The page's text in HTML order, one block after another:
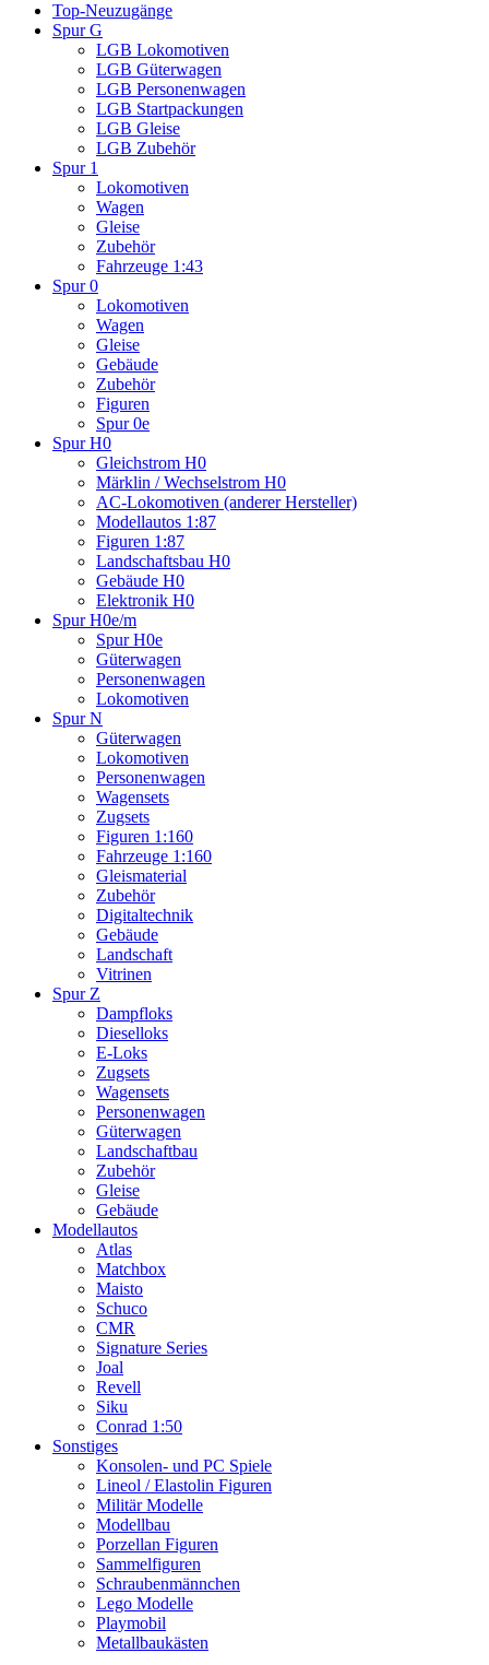
Top-Neuzugänge
Spur G
LGB Lokomotiven
LGB Güterwagen
LGB Personenwagen
LGB Startpackungen
LGB Gleise
LGB Zubehör
Spur 1
Lokomotiven
Wagen
Gleise
Zubehör
Fahrzeuge 1:43
Spur 0
Lokomotiven
Wagen
Gleise
Gebäude
Zubehör
Figuren
Spur 0e
Spur H0
Gleichstrom H0
Märklin / Wechselstrom H0
AC-Lokomotiven (anderer Hersteller)
Modellautos 1:87
Figuren 1:87
Landschaftsbau H0
Gebäude H0
Elektronik H0
Spur H0e/m
Spur H0e
Güterwagen
Personenwagen
Lokomotiven
Spur N
Güterwagen
Lokomotiven
Personenwagen
Wagensets
Zugsets
Figuren 1:160
Fahrzeuge 1:160
Gleismaterial
Zubehör
Digitaltechnik
Gebäude
Landschaft
Vitrinen
Spur Z
Dampfloks
Dieselloks
E-Loks
Zugsets
Wagensets
Personenwagen
Güterwagen
Landschaftbau
Zubehör
Gleise
Gebäude
Modellautos
Atlas
Matchbox
Maisto
Schuco
CMR
Signature Series
Joal
Revell
Siku
Conrad 1:50
Sonstiges
Konsolen- und PC Spiele
Lineol / Elastolin Figuren
Militär Modelle
Modellbau
Porzellan Figuren
Sammelfiguren
Schraubenmännchen
Lego Modelle
Playmobil
Metallbaukästen